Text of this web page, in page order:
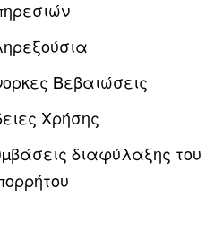
Βεβαιώσεις
Χρήσης
διαφύλαξης του